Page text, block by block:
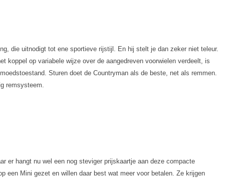
die uitnodigt tot ene sportieve rijstijl. En hij stelt je dan zeker niet teleur.
koppel op variabele wijze over de aangedreven voorwielen verdeelt, is
Sturen doet de Countryman als de beste, net als remmen.
remsysteem.
er hangt nu wel een nog steviger prijskaartje aan deze compacte
een Mini gezet en willen daar best wat meer voor betalen. Ze krijgen